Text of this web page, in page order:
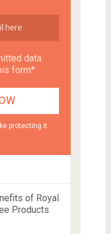
data
form*
protecting it
of Royal
Products